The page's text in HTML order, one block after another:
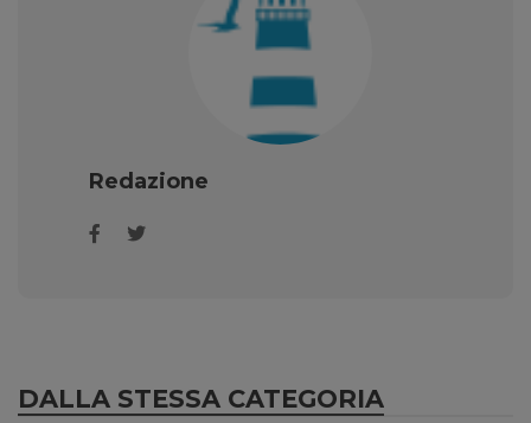
Redazione
DALLA STESSA CATEGORIA